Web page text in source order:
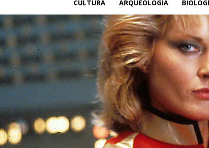
CULTURA ARQUEOLOGÍA